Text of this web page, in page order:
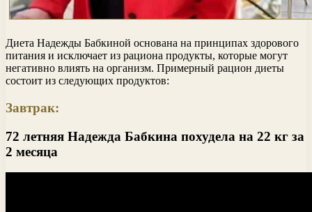
Диета Надежды Бабкиной основана на принципах здорового
питания и исключает из рациона продукты, которые могут
негативно влиять на организм. Примерный рацион диеты
состоит из следующих продуктов:
Завтрак:
72 летняя Надежда Бабкина похудела на 22 кг за
2 месяца